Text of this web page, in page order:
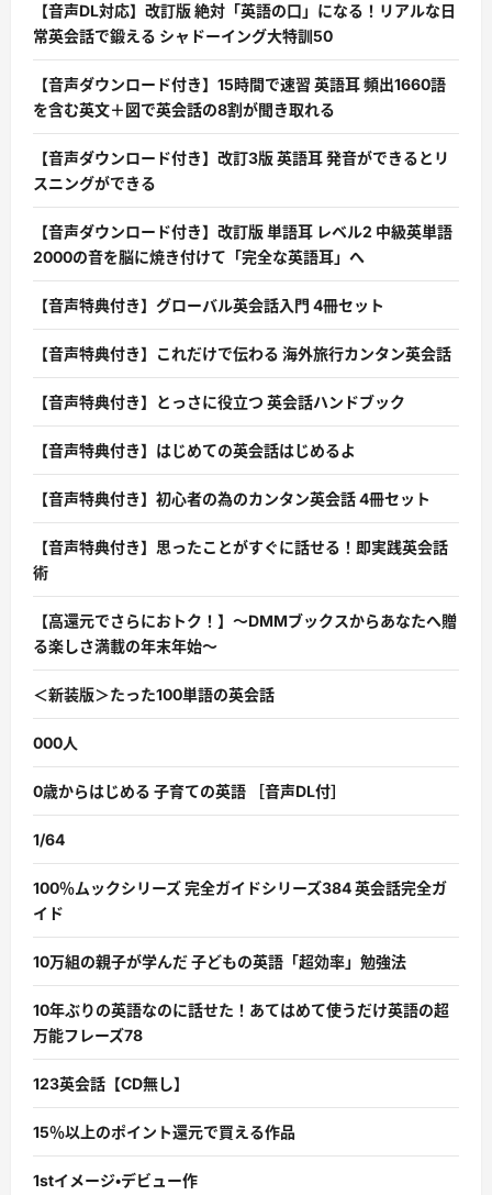
【音声DL対応】改訂版 絶対「英語の口」になる！リアルな日
常英会話で鍛える シャドーイング大特訓50
【音声ダウンロード付き】15時間で速習 英語耳 頻出1660語
を含む英文＋図で英会話の8割が聞き取れる
【音声ダウンロード付き】改訂3版 英語耳 発音ができるとリ
スニングができる
【音声ダウンロード付き】改訂版 単語耳 レベル2 中級英単語
2000の音を脳に焼き付けて「完全な英語耳」へ
【音声特典付き】グローバル英会話入門 4冊セット
【音声特典付き】これだけで伝わる 海外旅行カンタン英会話
【音声特典付き】とっさに役立つ 英会話ハンドブック
【音声特典付き】はじめての英会話はじめるよ
【音声特典付き】初心者の為のカンタン英会話 4冊セット
【音声特典付き】思ったことがすぐに話せる！即実践英会話
術
【高還元でさらにおトク！】〜DMMブックスからあなたへ贈
る楽しさ満載の年末年始〜
＜新装版＞たった100単語の英会話
000人
0歳からはじめる 子育ての英語 ［音声DL付］
1/64
100％ムックシリーズ 完全ガイドシリーズ384 英会話完全ガ
イド
10万組の親子が学んだ 子どもの英語「超効率」勉強法
10年ぶりの英語なのに話せた！あてはめて使うだけ英語の超
万能フレーズ78
123英会話【CD無し】
15％以上のポイント還元で買える作品
1stイメージ・デビュー作